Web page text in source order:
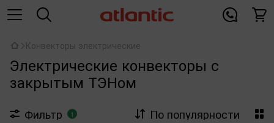
Конвекторы электрические
Электрические конвекторы с
закрытым ТЭНом
Фильтр 1 По популярности